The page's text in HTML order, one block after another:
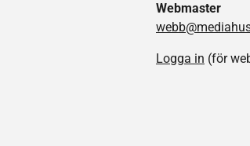
Webmaster
Logga in (för